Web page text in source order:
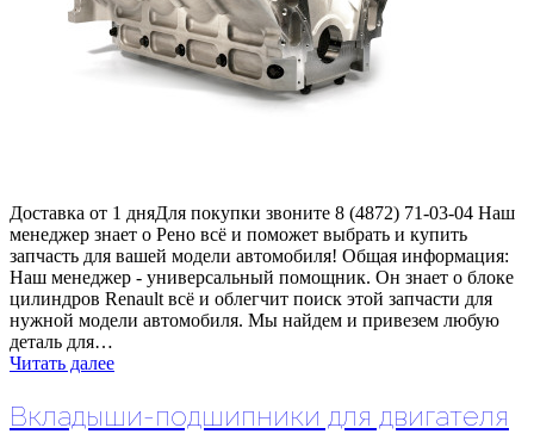
Доставка от 1 дняДля покупки звоните 8 (4872) 71-03-04 Наш
менеджер знает о Рено всё и поможет выбрать и купить
запчасть для вашей модели автомобиля! Общая информация:
Наш менеджер - универсальный помощник. Он знает о блоке
цилиндров Renault всё и облегчит поиск этой запчасти для
нужной модели автомобиля. Мы найдем и привезем любую
деталь для…
Читать далее
Вкладыши-подшипники для двигателя